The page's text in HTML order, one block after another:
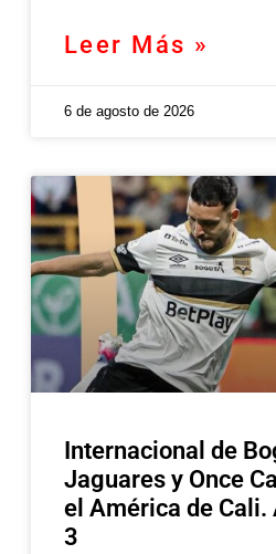
Leer Más »
6 de agosto de 2026
Internacional de
Jaguares y Once
el América de Cali.
3